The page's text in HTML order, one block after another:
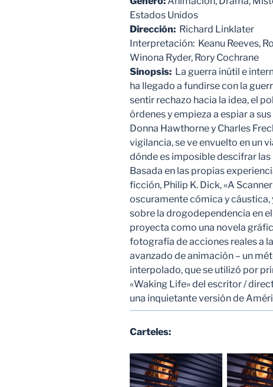
Estados Unidos
Dirección: Richard Linklater
Interpretación: Keanu Reeves,
Winona Ryder, Rory Cochrane
Sinopsis: La guerra inútil e
ha llegado a fundirse con la
sentir rechazo hacia la idea, el
órdenes y empieza a espiar a
Donna Hawthorne y Charles
vigilancia, se ve envuelto en un
dónde es imposible descifrar
Basada en las propias
ficción, Philip K. Dick, «A
oscuramente cómica y
sobre la drogodependencia en
proyecta como una novela
fotografía de acciones reales a
avanzado de animación – un
interpolado, que se utilizó por
«Waking Life» del escritor /
una inquietante versión de
Carteles: